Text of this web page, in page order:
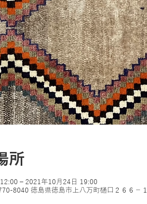
所
– 2021年10月24日 19:00
8040 徳島県徳島市上八万町樋口２６６−１